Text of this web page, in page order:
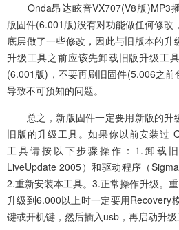
Onda昂达眩音VX707(V8版)MP3
版固件(6.001版)没有对功能做任何修改
底层做了一些修改，因此与旧版本的
升级工具之前应该先卸载旧版升级工
(6.001版)，不要再刷旧固件(5.006之
导致不可预知的问题。
总之，新版固件一定要用新版的升
旧版的升级工具。如果你以前安装过
工具请按以下步骤操作：1.卸载
LiveUpdate 2005）和驱动程序（
2.重新安装本工具。3.正常操作升级。
升级到6.000以上时一定要用Recovery
键或开机键，然后插入usb，再启动升级